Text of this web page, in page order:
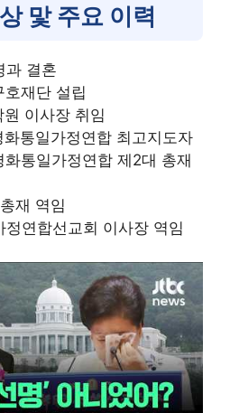
맟 주요 이력
과 결혼
재단 설립
이사장 취임
통일가정연합 최고지도자
통일가정연합 제2대 총재
재 역임
정연합선교회 이사장 역임